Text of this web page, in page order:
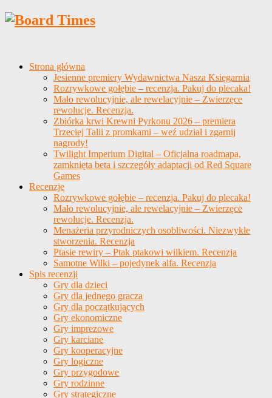
Strona główna
Jesienne premiery Wydawnictwa Nasza Księgarnia
Rozrywkowe gołębie – recenzja. Pakuj do plecaka!
Mało rewolucyjnie, ale rewelacyjnie – Zwierzęce
rewolucje. Recenzja.
Zbiórka krwi Krewni Pyrkonu 2026 – premiera
Trzeciej Talii z promkami – weź udział i zgarnij
nagrody!
Twilight Imperium Digital – Oficjalna roadmapa,
zamknięta beta i szczegóły adaptacji od Red Square
Games
Recenzje
Rozrywkowe gołębie – recenzja. Pakuj do plecaka!
Mało rewolucyjnie, ale rewelacyjnie – Zwierzęce
rewolucje. Recenzja.
Menażeria przyrodniczych osobliwości. Niezwykłe
stworzenia. Recenzja
Ptasie rewiry – Ptak ptakowi wilkiem. Recenzja
Samotne Wilki – pojedynek alfa. Recenzja
Spis recenzji
Gry dla dzieci
Gry dla jednego gracza
Gry dla początkujących
Gry ekonomiczne
Gry imprezowe
Gry karciane
Gry kooperacyjne
Gry logiczne
Gry przygodowe
Gry rodzinne
Gry strategiczne